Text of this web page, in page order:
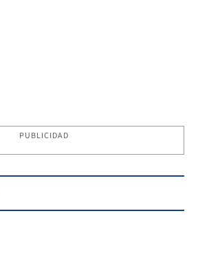
PUBLICIDAD